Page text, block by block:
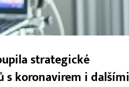
strategické
s koronavirem i dalšími